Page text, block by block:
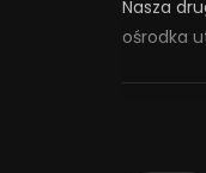
Nasza
ośrodka